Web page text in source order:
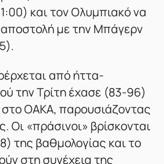
και τον Ολυμπιακό να
αποστολή με την Μπάγερν
από ήττα-
την Τρίτη έχασε (83-96)
στο ΟΑΚΑ, παρουσιάζοντας
Οι «πράσινοι» βρίσκονται
της βαθμολογίας και το
στη συνέχεια της